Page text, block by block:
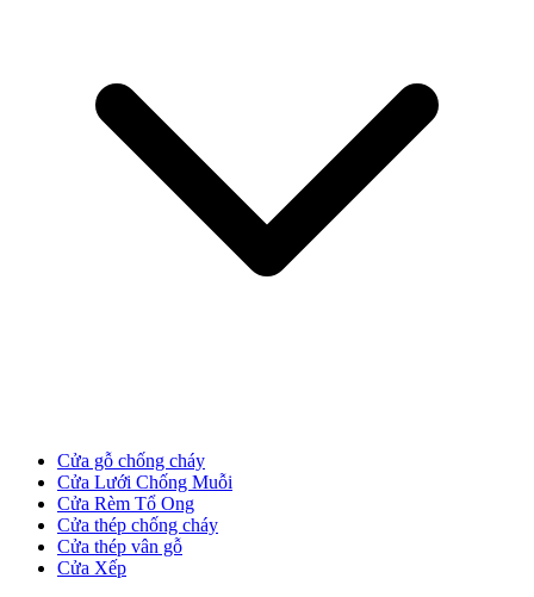
Cửa Gỗ HDF
Cửa gỗ chống cháy
Cửa Lưới Chống Muỗi
Cửa Rèm Tổ Ong
Cửa thép chống cháy
Cửa thép vân gỗ
Cửa Xếp